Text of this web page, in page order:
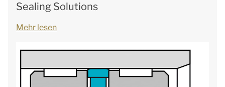
Sealing Solutions
Mehr lesen